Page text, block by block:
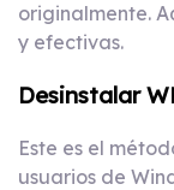
originalmente.
y efectivas.
Desinstalar
Este es el
usuarios de